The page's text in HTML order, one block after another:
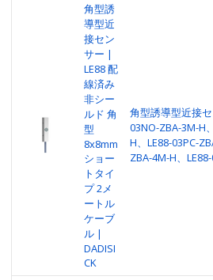
角型誘
導型近
接セン
サー |
LE88 配
線済み
非シー
ルド 角
型
8x8mm
ショー
トタイ
プ 2メ
ートル
ケーブ
ル |
DADISI
CK
角型誘導型近接
03NO-ZBA-3M-H
H、LE88-03PC-
ZBA-4M-H、